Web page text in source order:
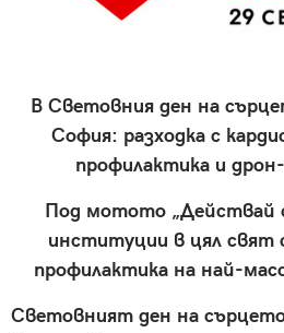
В Световния ден на
София: разходка с
профилактика и
Под мотото „Действай
институции в цял свят
профилактика на най-
Световният ден на